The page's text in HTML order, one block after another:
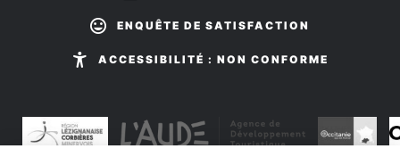
ENQUÊTE DE SATISFACTION
ACCESSIBILITÉ : NON CONFORME